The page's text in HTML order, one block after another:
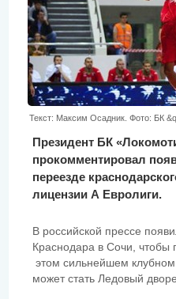
Текст: Максим Осадник. Фото: БК
Президент БК
прокомментировал
переезде
лицензии А Евролиги.
В российской прессе
Краснодара в Сочи, чтобы
этом сильнейшем
может стать Ледовый